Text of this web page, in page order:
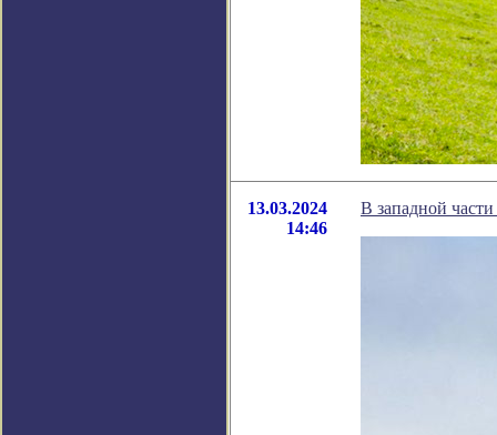
13.03.2024
14:46
В западной части